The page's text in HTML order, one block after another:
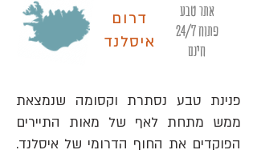
דרום
איסלנד
אתר טבע
פתוח 24/7
חינם
פנינת טבע נסתרת וקסומה שנמצאת
ממש מתחת לאף של מאות התיירים
הפוקדים את החוף הדרומי של איסלנד.